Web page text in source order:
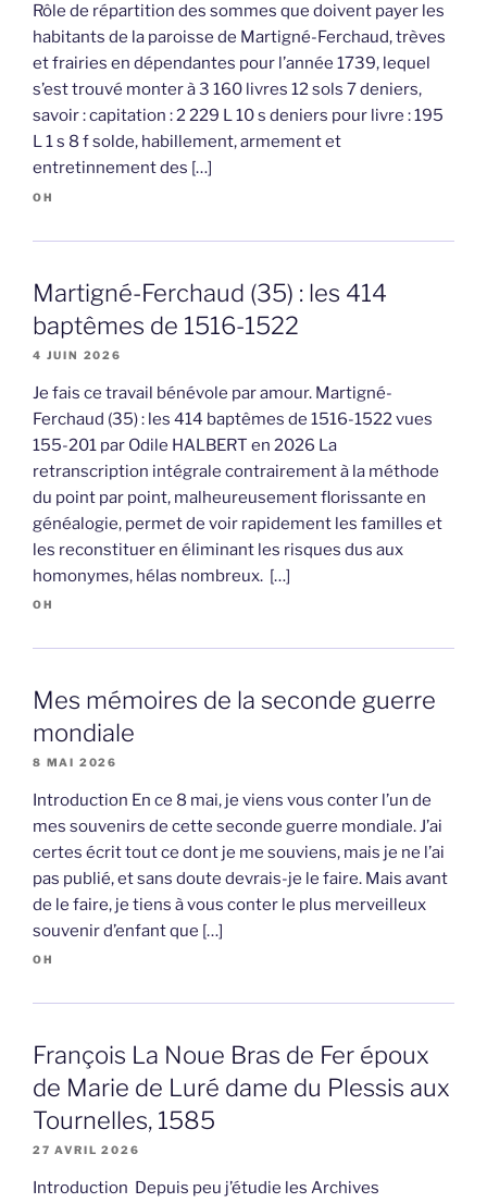
Rôle de répartition des sommes que doivent payer les
habitants de la paroisse de Martigné-Ferchaud, trèves
et frairies en dépendantes pour l’année 1739, lequel
s’est trouvé monter à 3 160 livres 12 sols 7 deniers,
savoir : capitation : 2 229 L 10 s deniers pour livre : 195
L 1 s 8 f solde, habillement, armement et
entretinnement des […]
OH
Martigné-Ferchaud (35) : les 414
baptêmes de 1516-1522
4 JUIN 2026
Je fais ce travail bénévole par amour. Martigné-
Ferchaud (35) : les 414 baptêmes de 1516-1522 vues
155-201 par Odile HALBERT en 2026 La
retranscription intégrale contrairement à la méthode
du point par point, malheureusement florissante en
généalogie, permet de voir rapidement les familles et
les reconstituer en éliminant les risques dus aux
homonymes, hélas nombreux. […]
OH
Mes mémoires de la seconde guerre
mondiale
8 MAI 2026
Introduction En ce 8 mai, je viens vous conter l’un de
mes souvenirs de cette seconde guerre mondiale. J’ai
certes écrit tout ce dont je me souviens, mais je ne l’ai
pas publié, et sans doute devrais-je le faire. Mais avant
de le faire, je tiens à vous conter le plus merveilleux
souvenir d’enfant que […]
OH
François La Noue Bras de Fer époux
de Marie de Luré dame du Plessis aux
Tournelles, 1585
27 AVRIL 2026
Introduction Depuis peu j’étudie les Archives